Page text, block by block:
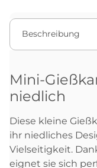
Beschreibung
Mini-
niedlich
Diese kleine
ihr niedliches
Vielseitigkeit.
eignet sie sich